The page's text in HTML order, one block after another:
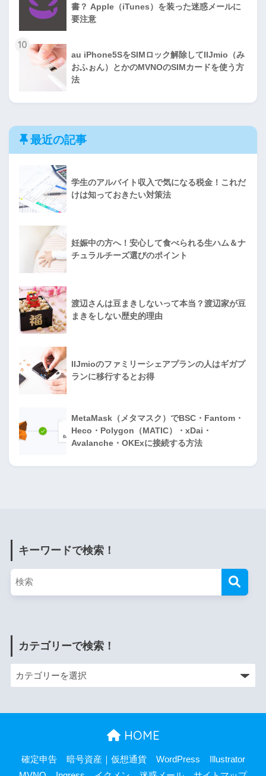
書？ Apple（iTunes）を装った迷惑メールに
要注意
10
au iPhone5SをSIMロック解除してIIJmio（み
おふぉん）とかのMVNOのSIMカードを使う方
法
最近の記事
学生のアルバイト収入で気になる税金！これだ
けは知っておきたい対策法
妊娠中の方へ！安心して食べられる生ハム＆ナ
チュラルチーズ選びのポイント
渡辺さんは豆まきしないって本当？渡辺家が豆
まきをしない歴史的理由
IIJmioのファミリーシェアプランの人はギガプ
ランに移行するとお得
MetaMask（メタマスク）でBSC・Fantom・
Heco・Polygon（MATIC）・xDai・
Avalanche・OKExに接続する方法
キーワードで検索！
カテゴリーで検索！
HOME
確定申告 暗号資産｜仮想通貨 WordPress
Illustrator